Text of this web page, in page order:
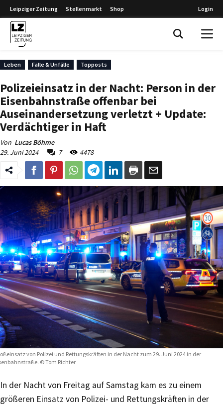
Leipziger Zeitung Stellenmarkt Shop Login
Leben Fälle & Unfälle Topposts
Polizeieinsatz in der Nacht: Person in der
Eisenbahnstraße offenbar bei
Auseinandersetzung verletzt + Update:
Verdächtiger in Haft
Von Lucas Böhme
29. Juni 2024
7 4478
von Polizei und Rettungskräften in der Nacht zum 29. Juni 2024 in der
© Tom Richter
In der Nacht von Freitag auf Samstag kam es zu einem
größeren Einsatz von Polizei- und Rettungskräften in der